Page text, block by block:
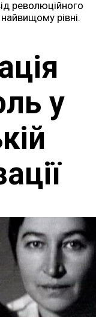
революційного
рівні.
у